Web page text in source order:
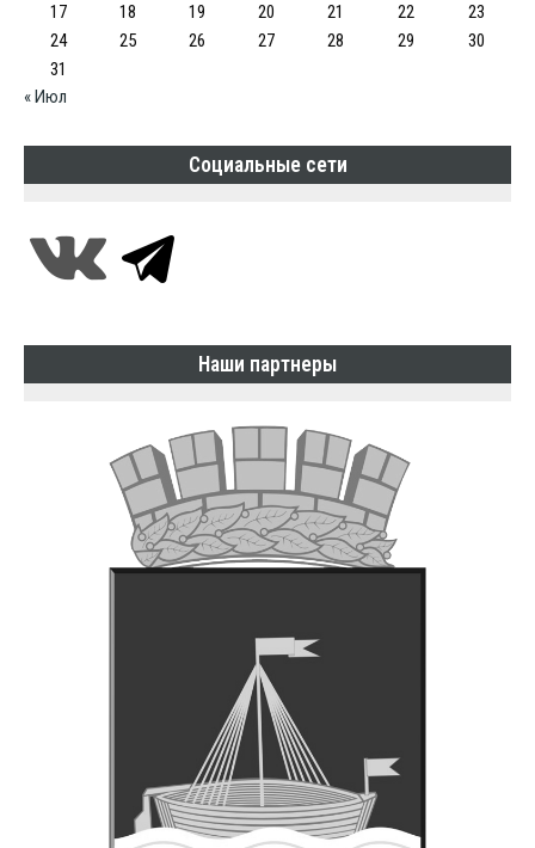
17
18 19 20 21 22
23
24
25 26 27 28 29
30
31
« Июл
Социальные сети
Наши партнеры